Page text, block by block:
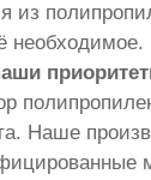
из
необходимое.
Наше